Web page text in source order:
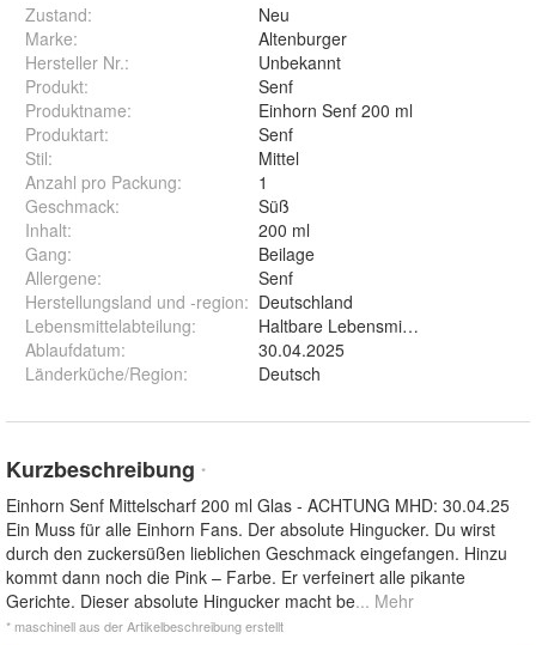
Zustand:
Neu
Marke:
Altenburger
Hersteller Nr.:
Unbekannt
Produkt:
Senf
Produktname:
Einhorn Senf 200 ml
Produktart:
Senf
Stil:
Mittel
Anzahl pro Packung:
1
Geschmack:
Süß
Inhalt:
200 ml
Gang:
Beilage
Allergene:
Senf
Herstellungsland und -region: Deutschland
Lebensmittelabteilung:
Haltbare Lebensmittel
Ablaufdatum:
30.04.2025
Länderküche/Region: Deutsch
Kurzbeschreibung *
Einhorn Senf Mittelscharf 200 ml Glas - ACHTUNG MHD: 30.04.25
Ein Muss für alle Einhorn Fans. Der absolute Hingucker. Du wirst
durch den zuckersüßen lieblichen Geschmack eingefangen. Hinzu
kommt dann noch die Pink – Farbe. Er verfeinert alle pikante
Gerichte. Dieser absolute Hingucker macht be... Mehr
* maschinell aus der Artikelbeschreibung erstellt